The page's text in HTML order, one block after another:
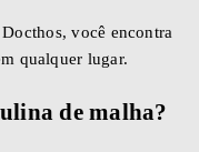
você encontra
qualquer lugar.
de malha?